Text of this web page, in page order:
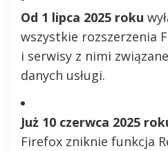
Od 1 lipca 2025 roku
wszystkie rozszerzenia
i serwisy z nimi
danych usługi.
Już 10 czerwca 2025
Firefox zniknie funkcja